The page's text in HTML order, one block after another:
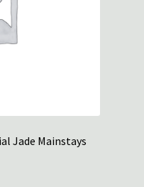
Jade Mainstays